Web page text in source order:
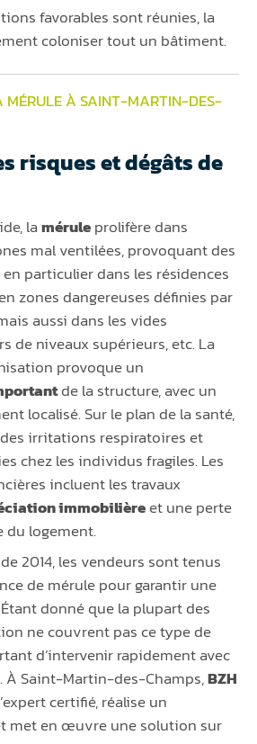
favorables sont réunies, la
coloniser tout un bâtiment.
MÉRULE À SAINT-MARTIN-DES-
risques et dégâts de
laméruleprolifère dans
mal ventilées, provoquant des
particulier dans les résidences
zones dangereuses définies par
aussi dans les vides
de niveaux supérieurs, etc. La
provoque un
de la structure, avec un
localisé. Sur le plan de la santé,
irritations respiratoires et
chez les individus fragiles. Les
incluent les travaux
immobilièreet une perte
du logement.
2014, les vendeurs sont tenus
de mérule pour garantir une
donné que la plupart des
ne couvrent pas ce type de
d’intervenir rapidement avec
À Saint-Martin-des-Champs,BZH
certifié, réalise un
met en œuvre une solution sur